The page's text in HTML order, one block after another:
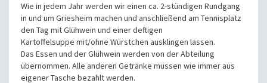
Wie in jedem Jahr werden wir einen ca. 2-stündigen Rundgang
in und um Griesheim machen und anschließend am Tennisplatz
den Tag mit Glühwein und einer deftigen
Kartoffelsuppe mit/ohne Würstchen ausklingen lassen.
Das Essen und der Glühwein werden von der Abteilung
übernommen. Alle anderen Getränke müssen wie immer aus
eigener Tasche bezahlt werden.